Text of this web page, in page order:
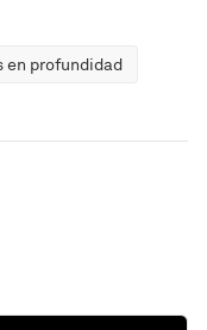
en profundidad